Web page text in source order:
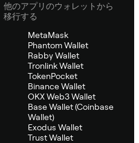
他のアプリのウォレットから
移行する
MetaMask
Phantom Wallet
Rabby Wallet
Tronlink Wallet
TokenPocket
Binance Wallet
OKX Web3 Wallet
Base Wallet (Coinbase
Wallet)
Exodus Wallet
Trust Wallet